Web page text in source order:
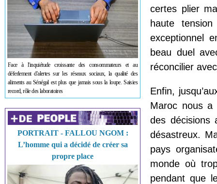
Face à l'inquiétude croissante des consommateurs et au
déferlement d'alertes sur les réseaux sociaux, la qualité des
aliments au Sénégal est plus que jamais sous la loupe. Saisies
record, rôle des laboratoires
PORTRAIT - FALLOU NGOM :
L’homme qui a décidé de créer sa
propre place
certes plier
haute
exceptionnel
beau duel
réconcilier
Enfin,
Maroc nous a
des décisions
désastreux.
pays
monde où
pendant que